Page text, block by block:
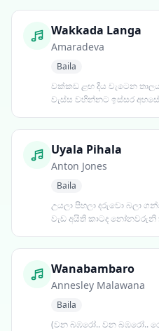
Wakkada Langa
Amaradeva
Baila
වක්කඩ ළඟ දිය වැටෙන
වැස්ස වහින්නට ඉස්සර අහසේ
Uyala Pihala
Anton Jones
Baila
උයලා පිහලා දරුවො බලා
වැඩ අයිති කාටද නෝනවරුනි
Wanabambaro
Annesley Malawana
Baila
(වන බඹරෝ.. වන බඹරෝ..